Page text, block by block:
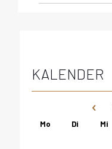
KALENDER